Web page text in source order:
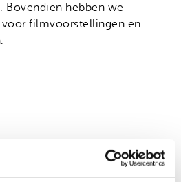
Bovendien hebben we
filmvoorstellingen en